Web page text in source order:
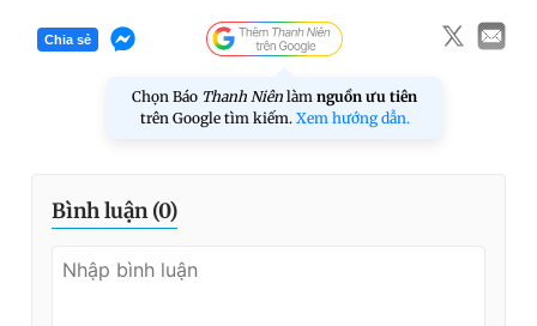
Chia sẻ
Chọn Báo Thanh Niên làm nguồn ưu tiên
trên Google tìm kiếm. Xem hướng dẫn.
Bình luận (0)